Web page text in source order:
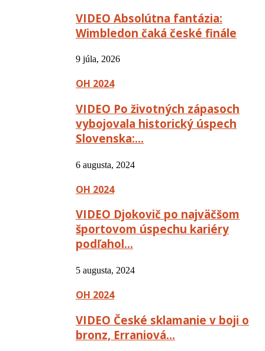
VIDEO Absolútna fantázia:
Wimbledon čaká české finále
9 júla, 2026
OH 2024
VIDEO Po životných zápasoch
vybojovala historický úspech
Slovenska:…
6 augusta, 2024
OH 2024
VIDEO Djokovič po najväčšom
športovom úspechu kariéry
podľahol…
5 augusta, 2024
OH 2024
VIDEO České sklamanie v boji o
bronz, Erraniová…